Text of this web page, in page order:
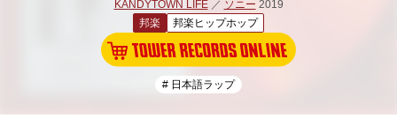
KANDYTOWN LIFE／ ソニー 2019
邦楽
邦楽ヒップホップ
# 日本語ラップ